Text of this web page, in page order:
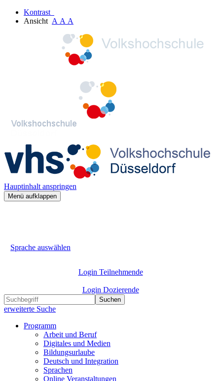
Kontrast
Ansicht A A A
Hauptinhalt anspringen
Menü aufklappen
Sprache auswählen
Login Teilnehmende
Login Dozierende
Suchen
erweiterte Suche
Programm
Arbeit und Beruf
Digitales und Medien
Bildungsurlaube
Deutsch und Integration
Sprachen
Online Veranstaltungen